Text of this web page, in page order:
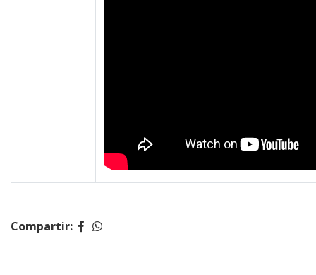
Compartir: